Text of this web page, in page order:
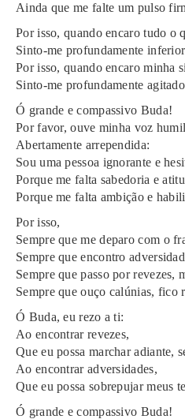
Ainda que me falte um pulso
Por isso, quando encaro tudo o
Sinto-me profundamente
Por isso, quando encaro minha
Sinto-me profundamente
Ó grande e compassivo Buda!
Por favor, ouve minha voz
Abertamente arrependida:
Sou uma pessoa ignorante e
Porque me falta sabedoria e
Porque me falta ambição e
Por isso,
Sempre que me deparo com o
Sempre que encontro
Sempre que passo por revezes,
Sempre que ouço calúnias, fico
Ó Buda, eu rezo a ti:
Ao encontrar revezes,
Que eu possa marchar adiante,
Ao encontrar adversidades,
Que eu possa sobrepujar meus
Ó grande e compassivo Buda!